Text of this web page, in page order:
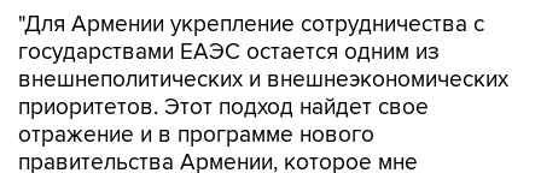
"Для Армении укрепление сотрудничества с
государствами ЕАЭС остается одним из
внешнеполитических и внешнеэкономических
приоритетов. Этот подход найдет свое
отражение и в программе нового
правительства Армении, которое мне